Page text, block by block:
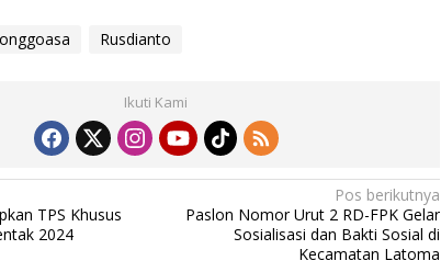
Rusdianto
Ikuti Kami
TPS Khusus
2024
Pos berikutnya
Paslon Nomor Urut 2 RD-FPK Gelar
Sosialisasi dan Bakti Sosial di
Kecamatan Latoma